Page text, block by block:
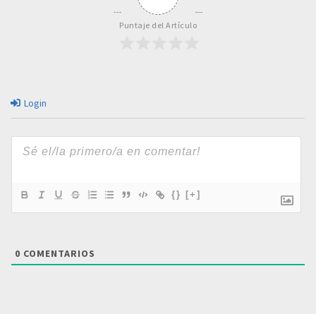
Puntaje del Artículo
Login
{} [+]
0 COMENTARIOS